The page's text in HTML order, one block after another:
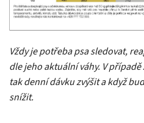
Vždy je potřeba psa sledovat,
dle jeho aktuální váhy. V
tak denní dávku zvýšit a když
snížit.